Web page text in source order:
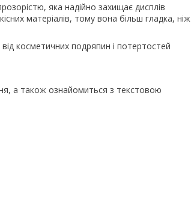
яка надійно захищає дисплів
матеріалів, тому вона більш гладка, ніж
косметичних подряпин і потертостей
а також ознайомиться з текстовою